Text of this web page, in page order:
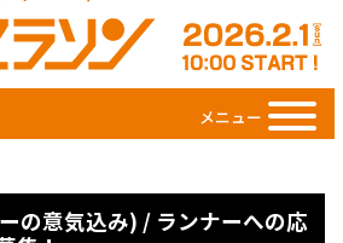
メニュー
の意気込み) / ランナーへの応